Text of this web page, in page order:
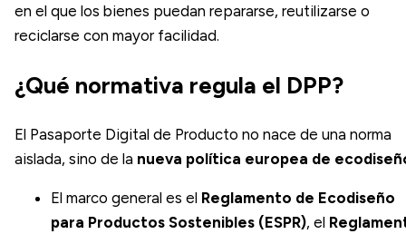
en el que los bienes puedan repararse, reutilizarse o
reciclarse con mayor facilidad.
¿Qué normativa regula el DPP?
El Pasaporte Digital de Producto no nace de una norma
aislada, sino de la nueva política europea de
El marco general es el Reglamento de Ecodiseño
para Productos Sostenibles (ESPR), el